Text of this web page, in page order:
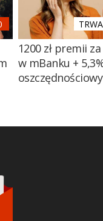
1200 zł premii
w mBanku +